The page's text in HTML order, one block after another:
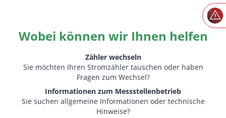
Wobei können wir Ihnen helfen
Zähler wechseln
Sie möchten Ihren Stromzähler tauschen oder haben
Fragen zum Wechsel?
Informationen zum Messstellenbetrieb
Sie suchen allgemeine Informationen oder technische
Hinweise?